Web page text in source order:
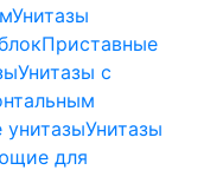
Унитазы
Приставные
Унитазы с
Унитазы
для